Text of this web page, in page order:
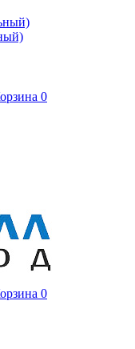
0
0